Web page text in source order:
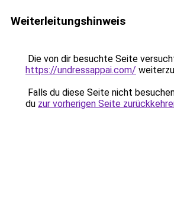
Weiterleitungshinweis
Die von dir besuchte Seite
https://undressappai.com/
Falls du diese Seite nicht
du zur vorherigen Seite